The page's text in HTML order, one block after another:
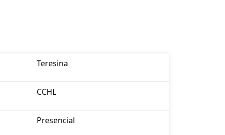
Teresina
CCHL
Presencial